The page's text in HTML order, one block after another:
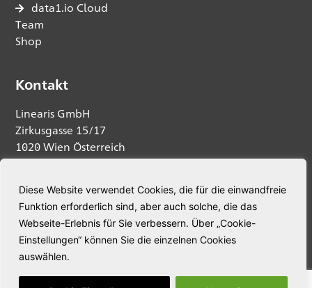
Diese Website verwendet Cookies, die für die einwandfreie
Funktion erforderlich sind, aber auch solche, die das
Webseite-Erlebnis für Sie verbessern. Über „Cookie-
Einstellungen“ können Sie die einzelnen Cookies
auswählen.
data1.io Cloud
Team
Shop
Kontakt
Linearis GmbH
Zirkusgasse 15/17
1020 Wien Österreich
Anfrage senden
Telefon:+43 664 5345563
E-Mail:welcome@linearis.at